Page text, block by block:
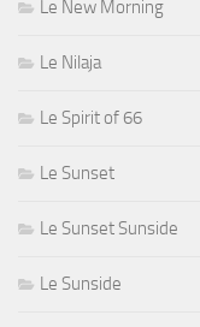
Le New Morning
Le Nilaja
Le Spirit of 66
Le Sunset
Le Sunset Sunside
Le Sunside